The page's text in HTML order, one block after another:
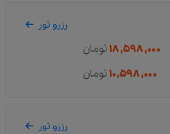
رزرو تور
۱۸,۵۹۸,۰۰۰ تومان
۱۰,۵۹۸,۰۰۰ تومان
رزرو تور